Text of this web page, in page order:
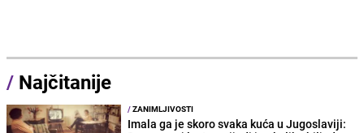
/ Najčitanije
/ZANIMLJIVOSTI
Imala ga je skoro svaka kuća u Jugoslaviji: